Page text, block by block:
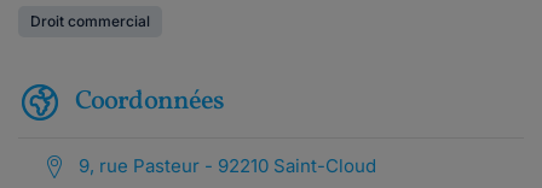
Droit commercial
Coordonnées
9, rue Pasteur - 92210 Saint-Cloud